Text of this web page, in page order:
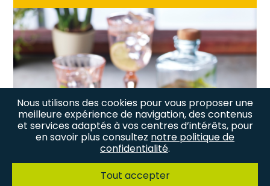
Nous utilisons des cookies pour vous proposer une
meilleure expérience de navigation, des contenus
et services adaptés à vos centres d’intérêts, pour
en savoir plus consultez notre politique de
confidentialité.
Tout accepter